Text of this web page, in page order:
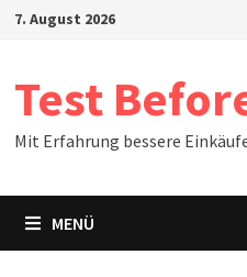
Zum7. August 2026
Test
Mit Erfahrung bessere
MENÜ